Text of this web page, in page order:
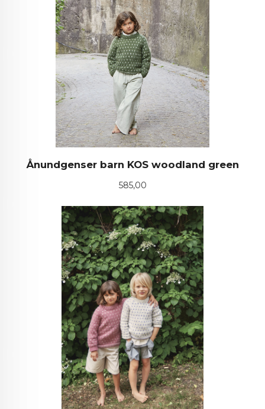
Ånundgenser barn KOS woodland green
Pris
585,00